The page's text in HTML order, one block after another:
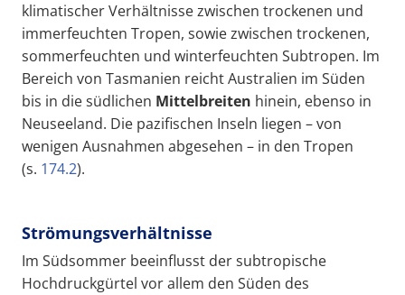
klimatischer Verhältnisse zwischen trockenen und
immerfeuchten Tropen, sowie zwischen trockenen,
sommerfeuchten und winterfeuchten Subtropen. Im
Bereich von Tasmanien reicht Australien im Süden
bis in die südlichen Mittelbreiten hinein, ebenso in
Neuseeland. Die pazifischen Inseln liegen – von
wenigen Ausnahmen abgesehen – in den Tropen
(s. 174.2).
Strömungsverhältnisse
Im Südsommer beeinflusst der subtropische
Hochdruckgürtel vor allem den Süden des